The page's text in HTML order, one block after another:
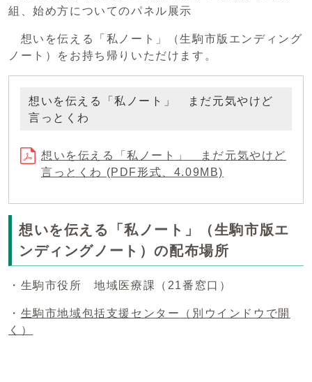
組、始め方についてのパネル展示
想いを伝える「私ノート」（生駒市版エンディング
ノート）をお持ち帰りいただけます。
想いを伝える「私ノート」 まだ元気やけど
言っとくわ
想いを伝える「私ノート」 まだ元気やけど
言っとくわ (PDF形式、4.09MB)
想いを伝える「私ノート」（生駒市版エ
ンディングノート）の配布場所
・生駒市役所 地域医療課（21番窓口）
・ 生駒市地域包括支援センター
（別ウインドウで開
く）